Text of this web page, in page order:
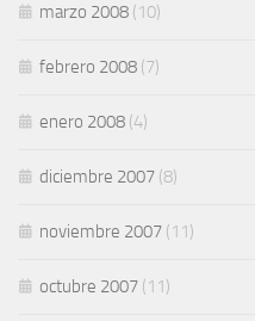
marzo 2008 (10)
febrero 2008 (7)
enero 2008 (4)
diciembre 2007 (8)
noviembre 2007 (11)
octubre 2007 (11)